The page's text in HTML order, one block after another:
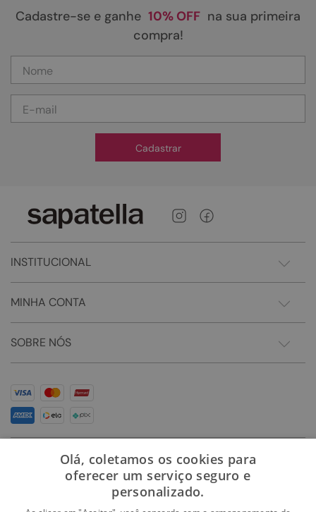
Cadastre-se e ganhe 10% OFF na sua primeira
compra!
Cadastrar
INSTITUCIONAL
MINHA CONTA
SOBRE NÓS
Olá, coletamos os cookies para
oferecer um serviço seguro e
personalizado.